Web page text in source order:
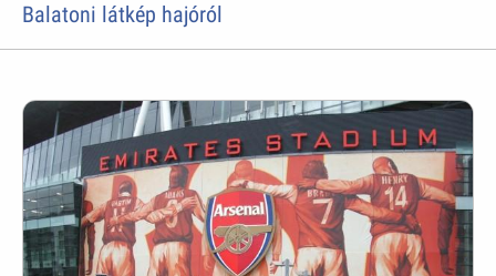
Balatoni látkép hajóról